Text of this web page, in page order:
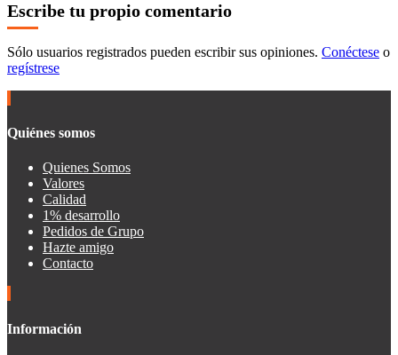
Escribe tu propio comentario
Sólo usuarios registrados pueden escribir sus opiniones. Conéctese o
regístrese
Quiénes somos
Quienes Somos
Valores
Calidad
1% desarrollo
Pedidos de Grupo
Hazte amigo
Contacto
Información